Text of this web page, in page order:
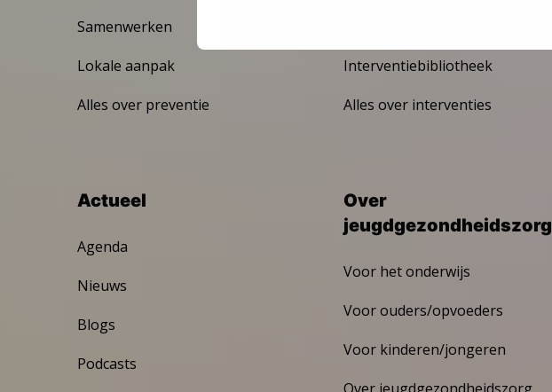
Samenwerken
Lokale aanpak
Alles over preventie
Interventiebibliotheek
Alles over interventies
Actueel
Agenda
Nieuws
Blogs
Podcasts
Over
jeugdgezondheidszorg
Voor het onderwijs
Voor ouders/opvoeders
Voor kinderen/jongeren